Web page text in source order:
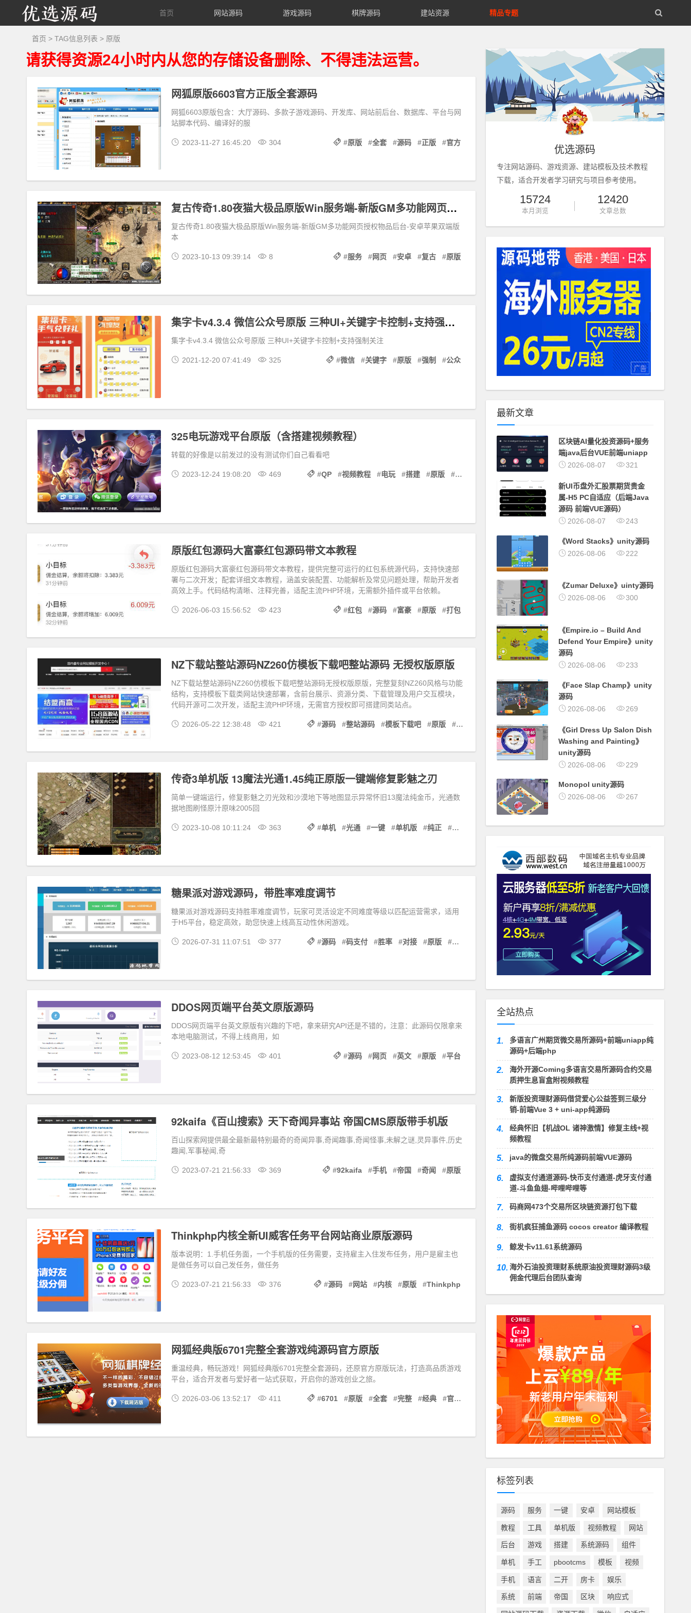
优
源
首页 网站源码 游戏源码 棋牌源码 建站资源 精品专题
首页 > TAG信息列表 > 原版
得资源24小时内从您的存储设备删除、不得违法运营。
网狐原版6603官方正版全套源码
网狐6603原版包含：大厅源码、多款子游戏源码、开发库、网站前后台、数据库、平台与网
站脚本代码、编译好的服
2023-11-27 16:45:20 304 #原版 #全套 #源码 #正版 #官方
复古传奇1.80夜猫大极品原版Win服务端-新版GM多功能网页授权物品后台-安卓苹果双端版本
复古传奇1.80夜猫大极品原版Win服务端-新版GM多功能网页授权物品后台-安卓苹果双端版
本
2023-10-13 09:39:14 8 #服务 #网页 #安卓 #复古 #原版
集字卡v4.3.4 微信公众号原版 三种UI+关键字卡控制+支持强制关注
集字卡v4.3.4 微信公众号原版 三种UI+关键字卡控制+支持强制关注
2021-12-20 07:41:49 325 #微信 #关键字 #原版 #强制 #公众
325电玩游戏平台原版（含搭建视频教程）
转载的好像是以前发过的没有测试你们自己看看吧
2023-12-24 19:08:20 469 #QP #视频教程 #电玩 #搭建 #原版 #娱乐
原版红包源码大富豪红包源码带文本教程
原版红包源码大富豪红包源码带文本教程，提供完整可运行的红包系统源代码，支持快速部
署与二次开发；配套详细文本教程，涵盖安装配置、功能解析及常见问题处理，帮助开发者
高效上手。代码结构清晰、注释完善，适配主流PHP环境，无需额外插件或平台依赖。
2026-06-03 15:56:52 423 #红包 #源码 #富豪 #原版 #打包
NZ下载站整站源码NZ260仿模板下载吧整站源码 无授权版原版
NZ下载站整站源码NZ260仿模板下载吧整站源码无授权版原版，完整复刻NZ260风格与功能
结构，支持模板下载类网站快速部署，含前台展示、资源分类、下载管理及用户交互模块，
代码开源可二次开发，适配主流PHP环境，无需官方授权即可搭建同类站点。
2026-05-22 12:38:48 421 #源码 #整站源码 #模板下载吧 #原版 #下载站 NZ260
传奇3单机版 13魔法光通1.45纯正原版一键端修复影魅之刃
简单一键端运行，修复影魅之刃光效和沙漠地下等地图显示异常怀旧13魔法纯金币，光通数
据地图刷怪原汁原味2005回
2023-10-08 10:11:24 363 #单机 #光通 #一键 #单机版 #纯正 #原版
糖果派对游戏源码，带胜率难度调节
糖果派对游戏源码支持胜率难度调节，玩家可灵活设定不同难度等级以匹配运营需求，适用
于H5平台，稳定高效，助您快速上线高互动性休闲游戏。
2026-07-31 11:07:51 377 #源码 #码支付 #胜率 #对接 #原版 #派对
DDOS网页端平台英文原版源码
DDOS网页端平台英文原版有兴趣的下吧，拿来研究API还是不错的，注意：此源码仅限拿来
本地电脑测试，不得上线商用，如
2023-08-12 12:53:45 401 #源码 #网页 #英文 #原版 #平台
92kaifa《百山搜索》天下奇闻异事站 帝国CMS原版带手机版
百山探索网提供最全最新最特别最奇的奇闻异事,奇闻趣事,奇闻怪事,未解之谜,灵异事件,历史
趣闻,军事秘闻,奇
2023-07-21 21:56:33 369 #92kaifa #手机 #帝国 #奇闻 #原版
Thinkphp内核全新UI威客任务平台网站商业原版源码
版本说明：1.手机任务面，一个手机版的任务需要，支持雇主入住发布任务，用户是雇主也
是做任务可以自己发任务，做任务
2023-07-21 21:56:33 376 #源码 #网站 #内核 #原版 #Thinkphp
网狐经典版6701完整全套游戏纯源码官方原版
重温经典，畅玩游戏！网狐经典版6701完整全套源码，还原官方原版玩法，打造高品质游戏
平台，适合开发者与爱好者一站式获取，开启你的游戏创业之旅。
2026-03-06 13:52:17 411 #6701 #原版 #全套 #完整 #经典 #官方
优选源码
专注网站源码、游戏资源、建站模板及技术教程
下载，适合开发者学习研究与项目参考使用。
15724
本月浏览
12420
文章总数
最新文章
区块链AI量化投资源码+服务
端java后台VUE前端uniapp
2026-08-07
321
新UI币盘外汇股票期货贵金
属-H5 PC自适应（后端Java
源码 前端VUE源码）
2026-08-07
243
《Word Stacks》unity源码
2026-08-06
222
《Zumar Deluxe》uinty源码
2026-08-06
300
《Empire.io – Build And
Defend Your Empire》unity
源码
2026-08-06
233
《Face Slap Champ》unity
源码
2026-08-06
269
《Girl Dress Up Salon Dish
Washing and Painting》
unity源码
2026-08-06
229
Monopol unity源码
2026-08-06
267
全站热点
1.
多语言广州期货微交易所源码+前端uniapp纯
源码+后端php
2.
海外开源Coming多语言交易所源码合约交易
质押生息盲盒附视频教程
3.
新版投资理财源码借贷爱心公益签到三级分
销-前端Vue 3 + uni-app纯源码
4.
经典怀旧【机战OL 诸神激情】修复主线+视
频教程
5. java的微盘交易所纯源码前端VUE源码
6.
虚拟支付通道源码-快币支付通道-虎牙支付通
道-斗鱼鱼翅-哔哩哔哩等
7. 码商网473个交易所区块链资源打包下载
8. 街机疯狂捕鱼源码 cocos creator 编译教程
9. 鲸发卡v11.61系统源码
10. 海外石油投资理财系统原油投资理财源码3级
佣金代理后台团队查询
标签列表
源码 服务 一键 安卓 网站模板
教程 工具 单机版 视频教程 网站
后台 游戏 搭建 系统源码 组件
单机 手工 pbootcms 模板 视频
手机 语言 二开 房卡 娱乐
系统 前端 帝国 区块 响应式